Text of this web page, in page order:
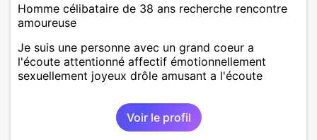
Homme célibataire de 38 ans recherche rencontre
amoureuse
Je suis une personne avec un grand coeur a
l'écoute attentionné affectif émotionnellement
sexuellement joyeux drôle amusant a l'écoute
Voir le profil